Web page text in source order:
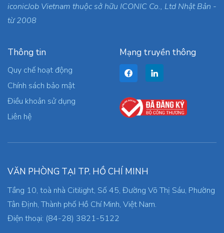
iconicJob Vietnam thuộc sở hữu ICONIC Co., Ltd Nhật Bản -
từ 2008
Thông tin
Quy chế hoạt động
Chính sách bảo mật
Điều khoản sử dụng
Liên hệ
Mạng truyền thông
VĂN PHÒNG TẠI TP. HỒ CHÍ MINH
Tầng 10, toà nhà Citilight, Số 45, Đường Võ Thị Sáu, Phường
Tân Định, Thành phố Hồ Chí Minh, Việt Nam.
Điện thoại: (84-28) 3821-5122